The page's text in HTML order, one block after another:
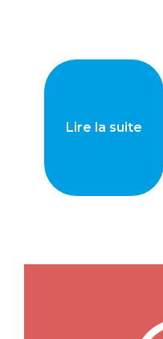
Lire la suite